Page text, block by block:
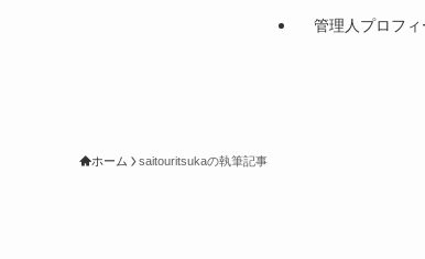
管理人プロフィ
ホーム saitouritsukaの執筆記事